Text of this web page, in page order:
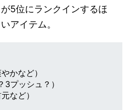
5位にランクインするほ
アイテム。
かなど）
プッシュ？）
など）